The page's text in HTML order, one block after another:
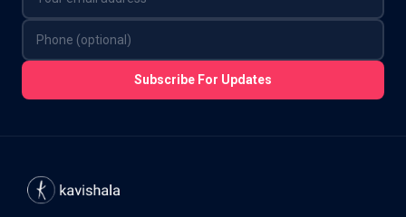
Subscribe For Updates